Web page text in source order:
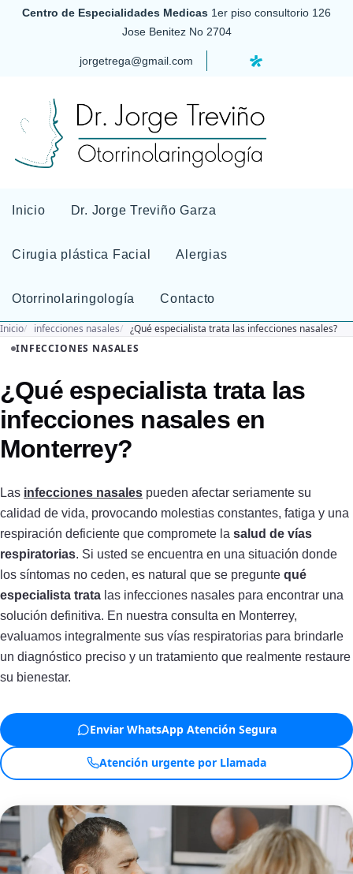
Centro de Especialidades Medicas 1er piso consultorio 126
Jose Benitez No 2704
jorgetrega@gmail.com
Inicio Dr. Jorge Treviño Garza
Cirugia plástica Facial Alergias
Otorrinolaringología Contacto
Inicio infecciones nasales
¿Qué especialista trata las infecciones nasales?
INFECCIONES NASALES
¿Qué especialista trata las
infecciones nasales en
Monterrey?
Las infecciones nasales pueden afectar seriamente su
calidad de vida, provocando molestias constantes, fatiga y una
respiración deficiente que compromete la salud de vías
respiratorias. Si usted se encuentra en una situación donde
los síntomas no ceden, es natural que se pregunte qué
especialista trata las infecciones nasales para encontrar una
solución definitiva. En nuestra consulta en Monterrey,
evaluamos integralmente sus vías respiratorias para brindarle
un diagnóstico preciso y un tratamiento que realmente restaure
su bienestar.
Enviar WhatsApp Atención Segura
Atención urgente por Llamada